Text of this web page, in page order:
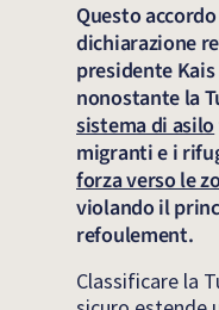
Questo
dichiarazione
presidente
nonostante la
sistema di asilo
migranti e i
forza verso le
violando il
refoulement.
Classificare la